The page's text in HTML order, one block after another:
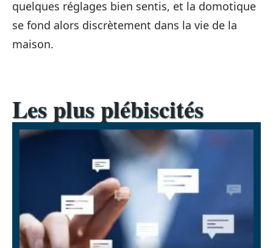
quelques réglages bien sentis, et la domotique
se fond alors discrètement dans la vie de la
maison.
Les plus plébiscités